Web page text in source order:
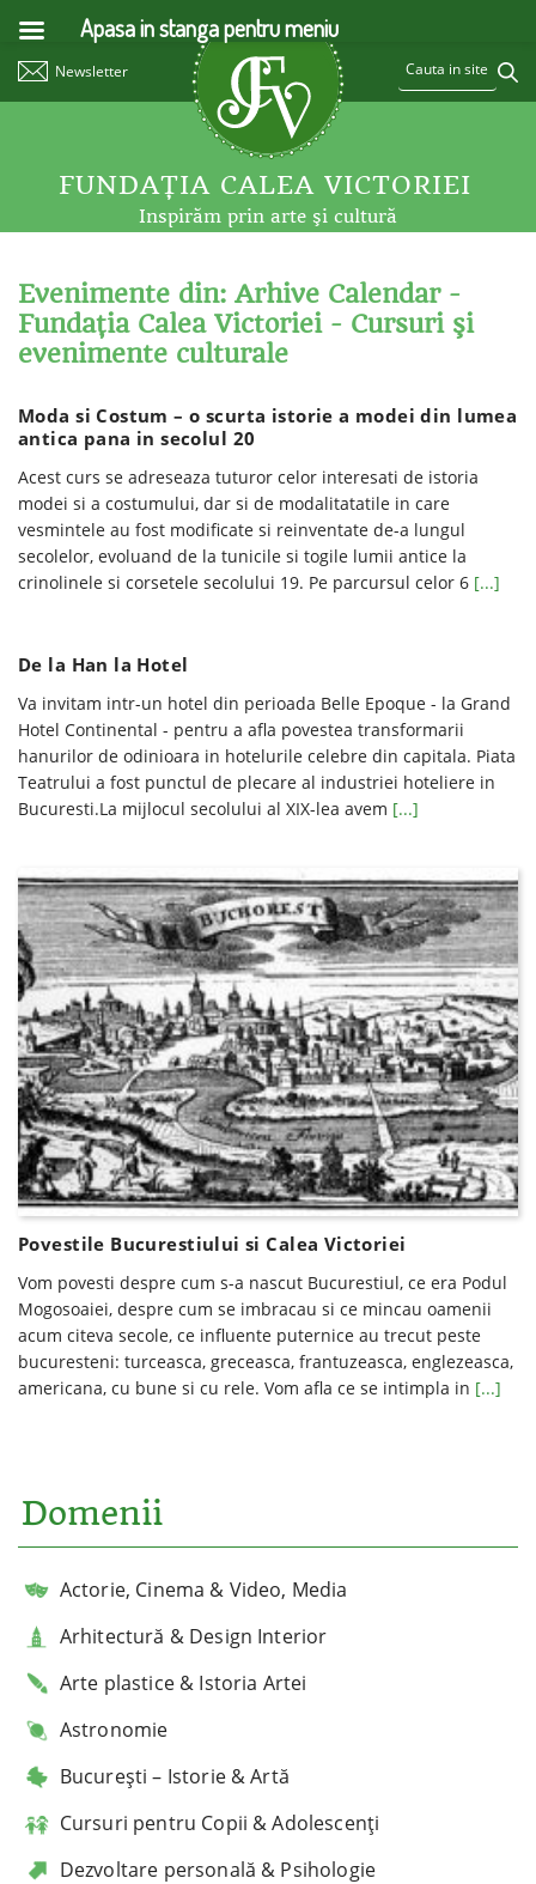
Newsletter
FUNDAŢIA CALEA VICTORIEI
Inspirăm prin arte şi cultură
Evenimente din: Arhive Calendar -
Fundaţia Calea Victoriei - Cursuri şi
evenimente culturale
Moda si Costum – o scurta istorie a modei din lumea
antica pana in secolul 20
Acest curs se adreseaza tuturor celor interesati de istoria
modei si a costumului, dar si de modalitatatile in care
vesmintele au fost modificate si reinventate de-a lungul
secolelor, evoluand de la tunicile si togile lumii antice la
crinolinele si corsetele secolului 19. Pe parcursul celor 6 [...]
De la Han la Hotel
Va invitam intr-un hotel din perioada Belle Epoque - la Grand
Hotel Continental - pentru a afla povestea transformarii
hanurilor de odinioara in hotelurile celebre din capitala. Piata
Teatrului a fost punctul de plecare al industriei hoteliere in
Bucuresti.La mijlocul secolului al XIX-lea avem [...]
Povestile Bucurestiului si Calea Victoriei
Vom povesti despre cum s-a nascut Bucurestiul, ce era Podul
Mogosoaiei, despre cum se imbracau si ce mincau oamenii
acum citeva secole, ce influente puternice au trecut peste
bucuresteni: turceasca, greceasca, frantuzeasca, englezeasca,
americana, cu bune si cu rele. Vom afla ce se intimpla in [...]
Domenii
Actorie, Cinema & Video, Media
Arhitectură & Design Interior
Arte plastice & Istoria Artei
Astronomie
București – Istorie & Artă
Cursuri pentru Copii & Adolescenți
Dezvoltare personală & Psihologie
Apasa in stanga pentru meniu